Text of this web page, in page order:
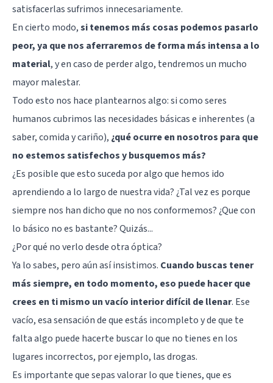
satisfacerlas sufrimos innecesariamente.
En cierto modo,si tenemos más cosas podemos pasarlo
peor, ya que nos aferraremos de forma más intensa a lo
material, y en caso de perder algo, tendremos un mucho
mayor malestar.
Todo esto nos hace plantearnos algo: si como seres
humanos cubrimos las necesidades básicas e inherentes (a
saber, comida y cariño), ¿qué ocurre en nosotros para que
no estemos satisfechos y busquemos más?
¿Es posible que esto suceda por algo que hemos ido
aprendiendo a lo largo de nuestra vida? ¿Tal vez es porque
siempre nos han dicho que no nos conformemos? ¿Que con
lo básico no es bastante? Quizás...
¿Por qué no verlo desde otra óptica?
Ya lo sabes, pero aún así insistimos. Cuando buscas tener
más siempre, en todo momento, eso puede hacer que
crees en ti mismo un vacío interior difícil de llenar. Ese
vacío, esa sensación de que estás incompleto y de que te
falta algo puede hacerte buscar lo que no tienes en los
lugares incorrectos, por ejemplo, las drogas.
Es importante que sepas valorar lo que tienes, que es